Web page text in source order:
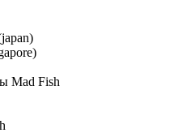
Mad Fish